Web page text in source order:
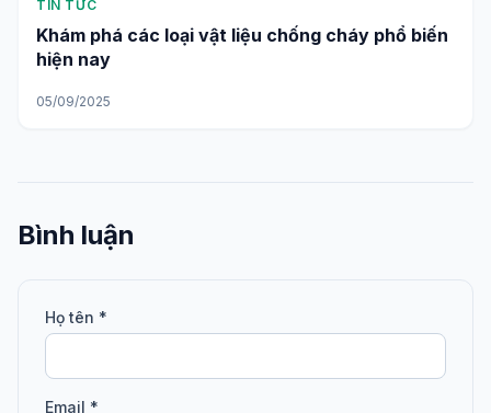
TIN TỨC
Khám phá các loại vật liệu chống cháy phổ biến
hiện nay
05/09/2025
Bình luận
Họ tên *
Email *